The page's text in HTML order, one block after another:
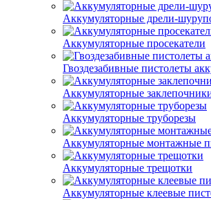
Аккумуляторные дрели-
Аккумуляторные просекатели
Гвоздезабивные пистолеты
Аккумуляторные
Аккумуляторные труборезы
Аккумуляторные монтажные
Аккумуляторные трещотки
Аккумуляторные клеевые